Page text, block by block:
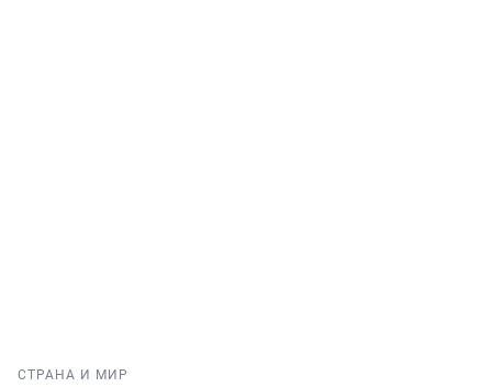
СТРАНА И МИР